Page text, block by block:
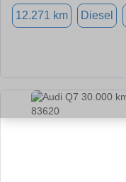
12.271 km Diesel